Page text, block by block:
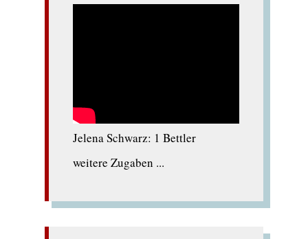
Jelena Schwarz: 1 Bettler
weitere Zugaben ...